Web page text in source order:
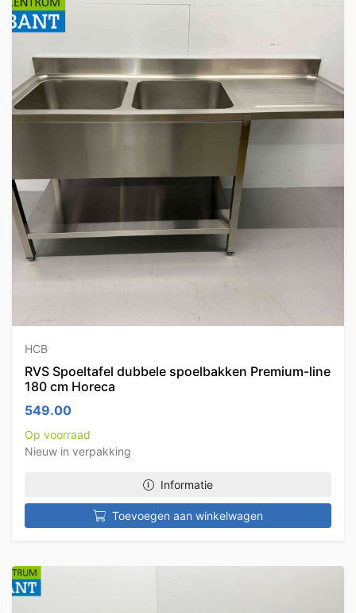
HCB
RVS Spoeltafel dubbele spoelbakken Premium-line
180 cm Horeca
549.00
Op voorraad
Nieuw in verpakking
Informatie
Toevoegen aan winkelwagen